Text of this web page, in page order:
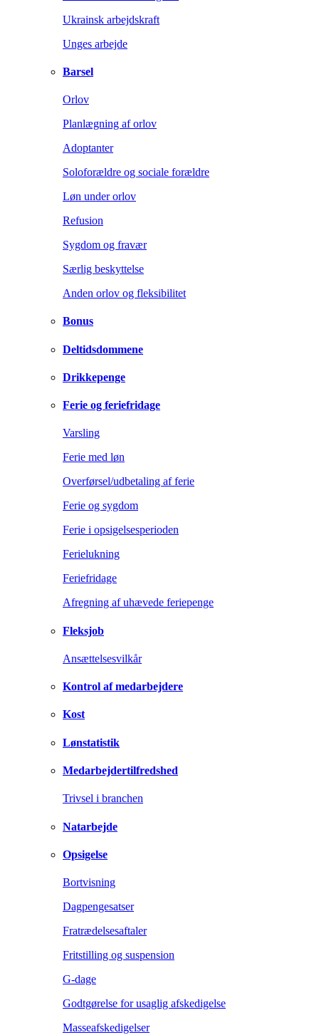
Ukrainsk arbejdskraft
Unges arbejde
Barsel
Orlov
Planlægning af orlov
Adoptanter
Soloforældre og sociale forældre
Løn under orlov
Refusion
Sygdom og fravær
Særlig beskyttelse
Anden orlov og fleksibilitet
Bonus
Deltidsdommene
Drikkepenge
Ferie og feriefridage
Varsling
Ferie med løn
Overførsel/udbetaling af ferie
Ferie og sygdom
Ferie i opsigelsesperioden
Ferielukning
Feriefridage
Afregning af uhævede feriepenge
Fleksjob
Ansættelsesvilkår
Kontrol af medarbejdere
Kost
Lønstatistik
Medarbejdertilfredshed
Trivsel i branchen
Natarbejde
Opsigelse
Bortvisning
Dagpengesatser
Fratrædelsesaftaler
Fritstilling og suspension
G-dage
Godtgørelse for usaglig afskedigelse
Masseafskedigelser